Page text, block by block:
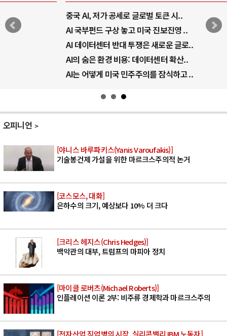
중국 AI, 저가 공세로 글로벌 토큰 시..
AI 국부펀드 구상 놓고 미국 진보진영 ..
AI 데이터센터 반대 투쟁은 새로운 글로..
AI의 숨은 환경 비용: 데이터센터 확산..
AI는 어떻게 미국 민주주의를 잠식하고 ..
오피니언
[야니스 바루파키스(Yanis Varoufakis)]
기술봉건제 가설을 위한 마르크스주의적 논거
[코스모스, 대화]
은하수의 크기, 예상보다 10% 더 크다
[크리스 헤지스(Chris Hedges)]
백악관의 대부, 트럼프의 마피아 정치
[마이클 로버츠(Michael Roberts)]
인플레이션 이론 2부: 비주류 경제학과 마르크스주의
[전자산업 직업병의 시작, 실리콘밸리 IBM 노동자]